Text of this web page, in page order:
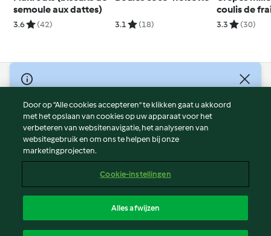
semoule aux dattes)
3.6 (42) 3.1 (18)
coulis de
3.3 (30)
© Copyright 2026
Gebruiksvoorwaarden
Privacybeleid
Disclaimer
Colofon
Verslag Inhoud
Toegankelijkheidsverklaring
Door op “Alle cookies accepteren” te klikken gaat u akkoord
met het opslaan van cookies op uw apparaat voor het
verbeteren van websitenavigatie, het analyseren van
websitegebruik en om ons te helpen bij onze
marketingprojecten.
Cookie-instellingen
Alles afwijzen